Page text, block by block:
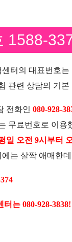
1588-
터의 대표번호는
관련 상담의 기본
전화인 080-928-
무료번호로 이용
일 오전 9시부터
는 살짝 애매한
는 080-928-3838!